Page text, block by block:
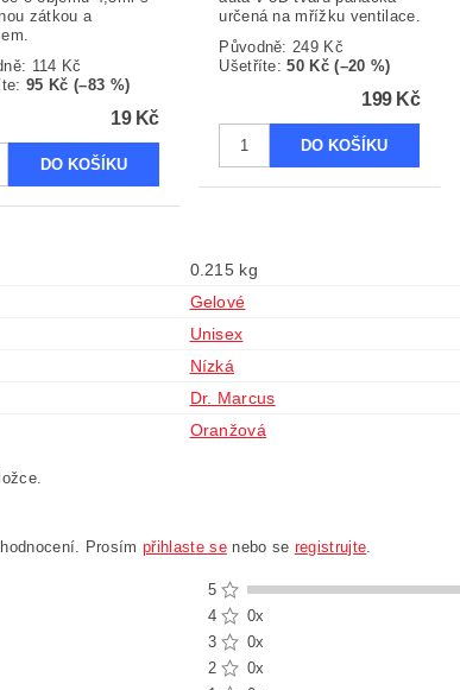
zátkou a
114 Kč
:95 Kč (–83 %)
19 Kč
určená na mřížku ventilace.
Původně: 249 Kč
Ušetříte:50 Kč (–20 %)
199 Kč
0.215 kg
Gelové
Unisex
Nízká
Dr. Marcus
Oranžová
Prosímpřihlaste senebo se registrujte
5
4
0x
3
0x
2
0x